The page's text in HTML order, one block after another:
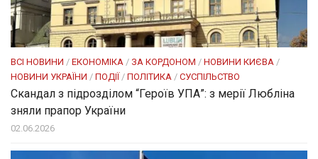
ВСІ НОВИНИ / ЕКОНОМІКА / ЗА КОРДОНОМ / НОВИНИ КИЄВА /
НОВИНИ УКРАЇНИ / ПОДІЇ / ПОЛІТИКА / СУСПІЛЬСТВО
Скандал з підрозділом “Героїв УПА”: з мерії Любліна
зняли прапор України
02.06.2026